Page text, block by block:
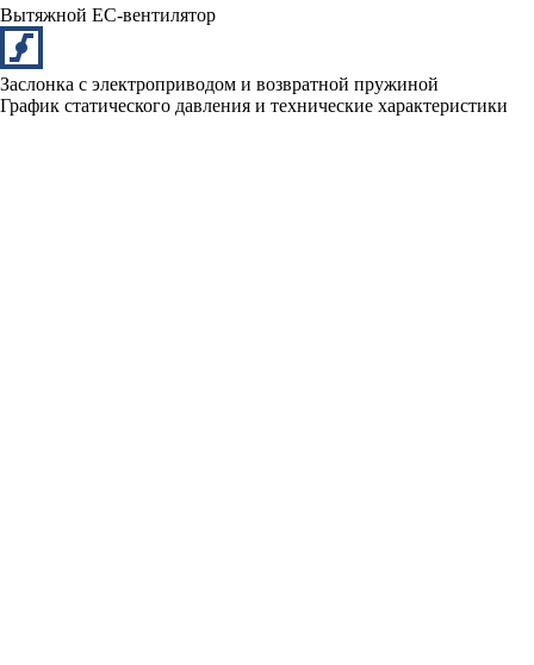
Вытяжной ЕС-вентилятор
Заслонка с электроприводом и возвратной пружиной
График статического давления и технические характеристики